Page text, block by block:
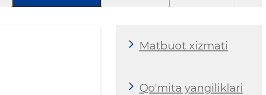
Matbuot xizmati
Qo'mita yangiliklari